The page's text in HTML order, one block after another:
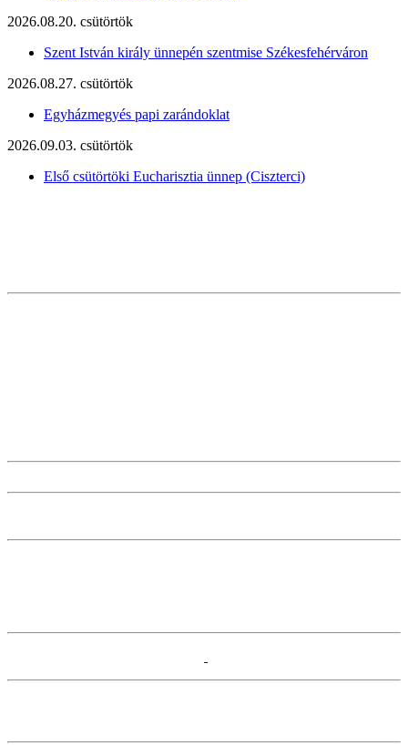
2026.08.20. csütörtök
Szent István király ünnepén szentmise Székesfehérváron
2026.08.27. csütörtök
Egyházmegyés papi zarándoklat
2026.09.03. csütörtök
Első csütörtöki Eucharisztia ünnep (Ciszterci)